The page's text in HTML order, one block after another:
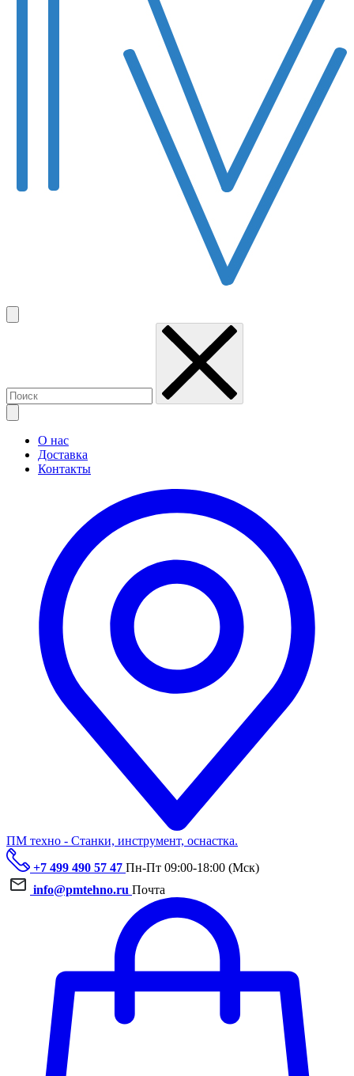
О нас
Доставка
Контакты
ПМ техно - Станки, инструмент, оснастка.
+7 499 490 57 47 Пн-Пт 09:00-18:00 (Мск)
info@pmtehno.ru Почта